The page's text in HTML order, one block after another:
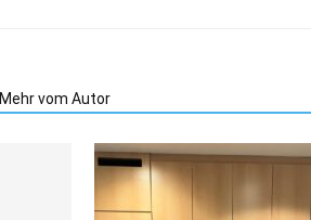
Mehr vom Autor